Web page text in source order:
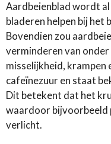
Aardbeienblad wordt
bladeren helpen bij het
Bovendien zou
verminderen van
misselijkheid, krampen
cafeïnezuur en staat
Dit betekent dat het
waardoor bijvoorbeeld
verlicht.